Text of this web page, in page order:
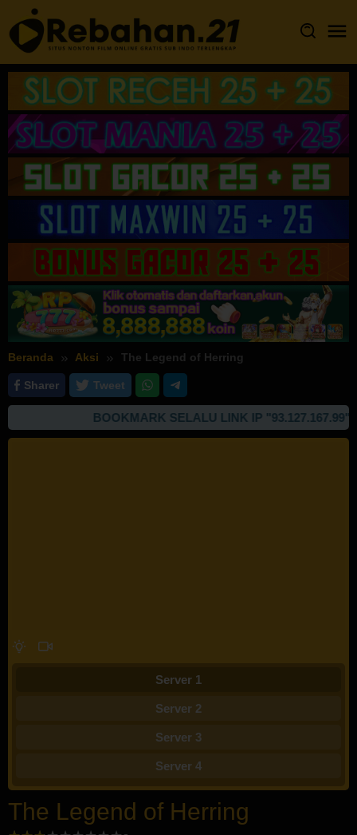
Loncat
ke
konten
Beranda Aksi The Legend of Herring
Sharer Tweet
BOOKMARK SELALU LINK IP "93.127.167.99"
Server 1
Server 2
Server 3
Server 4
The Legend of Herring